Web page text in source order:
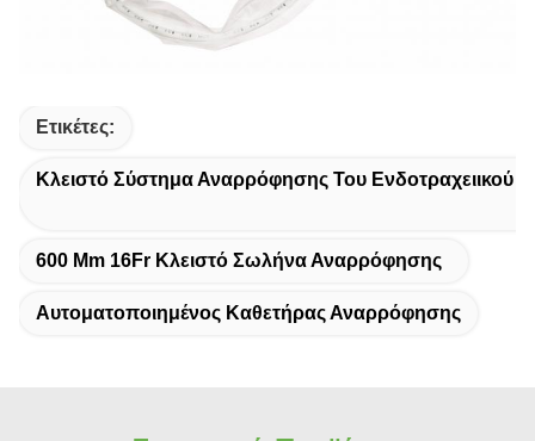
Ετικέτες:
Κλειστό Σύστημα Αναρρόφησης Του Ενδοτραχειικού
600 Mm 16Fr Κλειστό Σωλήνα Αναρρόφησης
Αυτοματοποιημένος Καθετήρας Αναρρόφησης